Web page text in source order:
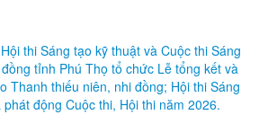
thi Sáng tạo kỹ thuật và Cuộc thi Sáng
tỉnh Phú Thọ tổ chức Lễ tổng kết và
Thanh thiếu niên, nhi đồng; Hội thi Sáng
động Cuộc thi, Hội thi năm 2026.